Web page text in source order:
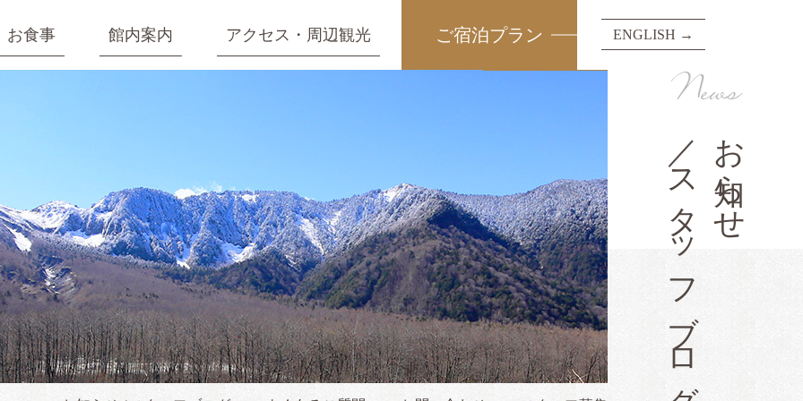
お食事 館内案内 アクセス・周辺観光 ご宿泊プラン ENGLISH →
お知らせ
／スタッフブログ
News